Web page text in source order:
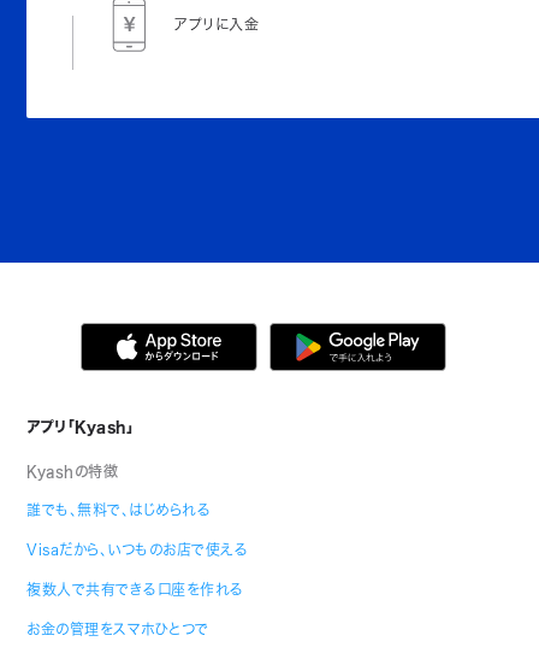
アプリに入金
アプリ「Kyash」
Kyashの特徴
誰でも、無料で、はじめられる
Visaだから、いつものお店で使える
複数人で共有できる口座を作れる
お金の管理をスマホひとつで